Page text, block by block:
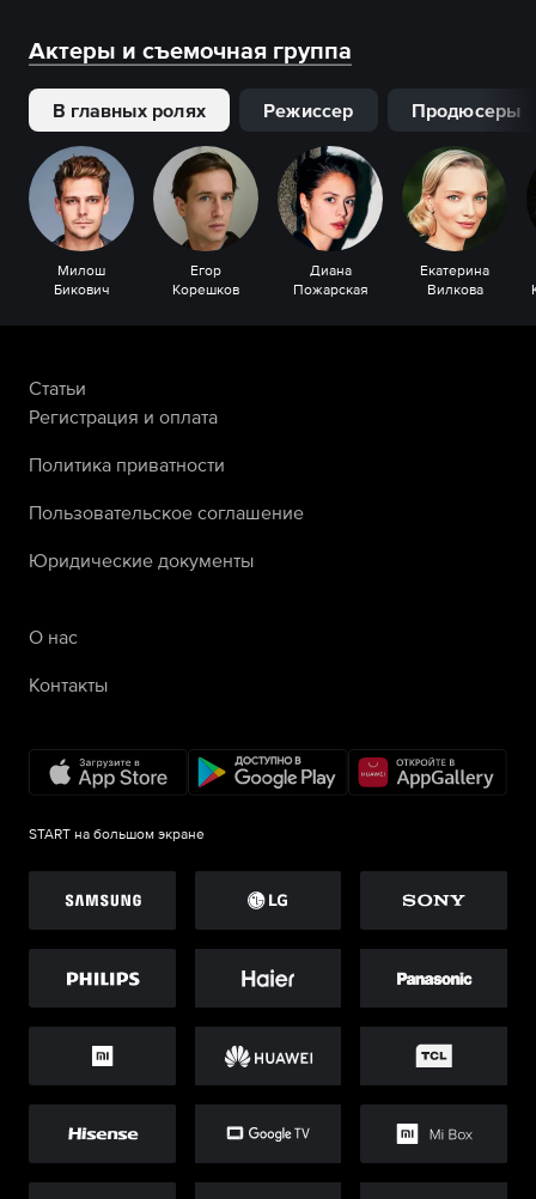
Актеры и съемочная группа
В главных ролях Режиссер Продюсеры
Милош
Бикович
Егор
Корешков
Диана
Пожарская
Екатерина
Вилкова
Статьи
Регистрация и оплата
Политика приватности
Пользовательское соглашение
Юридические документы
О нас
Контакты
START на большом экране